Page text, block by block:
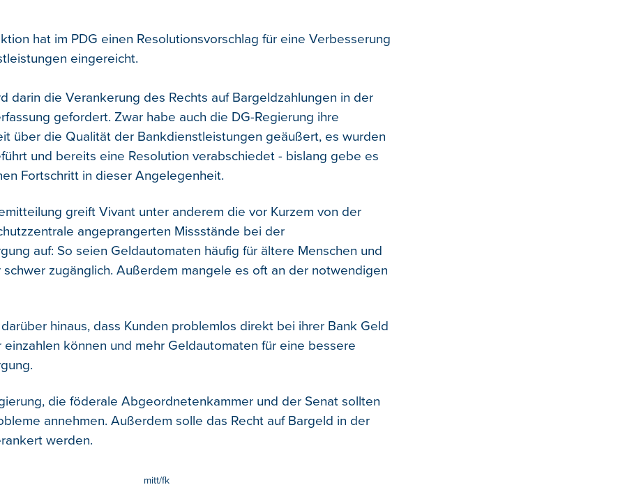
hat im PDG einen Resolutionsvorschlag für eine Verbesserung
eingereicht.
darin die Verankerung des Rechts auf Bargeldzahlungen in der
gefordert. Zwar habe auch die DG-Regierung ihre
über die Qualität der Bankdienstleistungen geäußert, es wurden
und bereits eine Resolution verabschiedet - bislang gebe es
Fortschritt in dieser Angelegenheit.
greift Vivant unter anderem die vor Kurzem von der
angeprangerten Missstände bei der
auf: So seien Geldautomaten häufig für ältere Menschen und
schwer zugänglich. Außerdem mangele es oft an der notwendigen
hinaus, dass Kunden problemlos direkt bei ihrer Bank Geld
können und mehr Geldautomaten für eine bessere
die föderale Abgeordnetenkammer und der Senat sollten
annehmen. Außerdem solle das Recht auf Bargeld in der
werden.
mitt/fk